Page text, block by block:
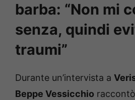
barba: “Non mi
senza, quindi
traumi”
Durante un’intervista a
Beppe Vessicchio